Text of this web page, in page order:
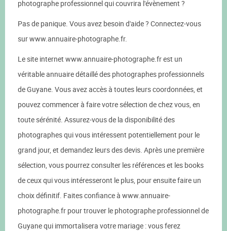
photographe professionnel qui couvrira l'évènement ?
Pas de panique. Vous avez besoin d'aide ? Connectez-vous
sur www.annuaire-photographe.fr.
Le site internet www.annuaire-photographe.fr est un
véritable annuaire détaillé des photographes professionnels
de Guyane. Vous avez accès à toutes leurs coordonnées, et
pouvez commencer à faire votre sélection de chez vous, en
toute sérénité. Assurez-vous de la disponibilité des
photographes qui vous intéressent potentiellement pour le
grand jour, et demandez leurs des devis. Après une première
sélection, vous pourrez consulter les références et les books
de ceux qui vous intéresseront le plus, pour ensuite faire un
choix définitif. Faites confiance à www.annuaire-
photographe.fr pour trouver le photographe professionnel de
Guyane qui immortalisera votre mariage : vous ferez